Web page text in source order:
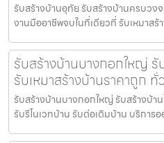
รับสร้างบ้านอุทัย รับสร้างบ้านครบวง
งานมืออาชีพจบในที่เดียวที่ รับเหมาส
รับสร้างบ้านบางกอกใหญ่
รับเหมาสร้างบ้านราคาถูก ทั่
รับสร้างบ้านบางกอกใหญ่ รับสร้างบ้าน
รับรีโนเวทบ้าน รับต่อเติมบ้าน บริการ